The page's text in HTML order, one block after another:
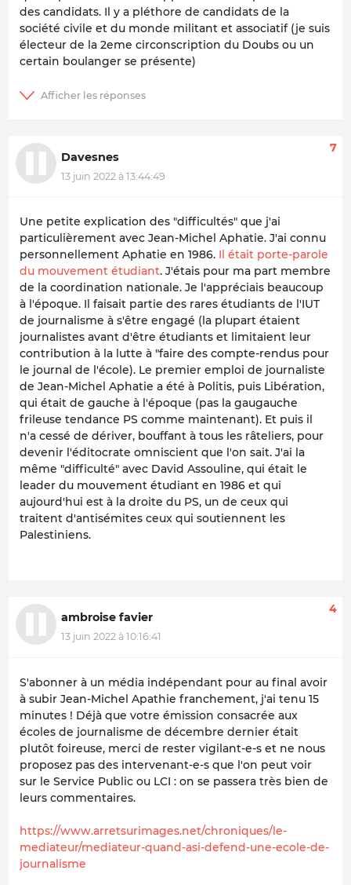
des candidats. Il y a pléthore de candidats de la
société civile et du monde militant et associatif (je suis
électeur de la 2eme circonscription du Doubs ou un
certain boulanger se présente)
Davesnes
13 juin 2022 à 13:44:49
7
Une petite explication des "difficultés" que j'ai
particulièrement avec Jean-Michel Aphatie. J'ai connu
personnellement Aphatie en 1986. Il était porte-parole
du mouvement étudiant. J'étais pour ma part membre
de la coordination nationale. Je l'appréciais beaucoup
à l'époque. Il faisait partie des rares étudiants de l'IUT
de journalisme à s'être engagé (la plupart étaient
journalistes avant d'être étudiants et limitaient leur
contribution à la lutte à "faire des compte-rendus pour
le journal de l'école). Le premier emploi de journaliste
de Jean-Michel Aphatie a été à Politis, puis Libération,
qui était de gauche à l'époque (pas la gaugauche
frileuse tendance PS comme maintenant). Et puis il
n'a cessé de dériver, bouffant à tous les râteliers, pour
devenir l'éditocrate omniscient que l'on sait. J'ai la
même "difficulté" avec David Assouline, qui était le
leader du mouvement étudiant en 1986 et qui
aujourd'hui est à la droite du PS, un de ceux qui
traitent d'antisémites ceux qui soutiennent les
Palestiniens.
ambroise favier
13 juin 2022 à 10:16:41
4
S'abonner à un média indépendant pour au final avoir
à subir Jean-Michel Apathie franchement, j'ai tenu 15
minutes ! Déjà que votre émission consacrée aux
écoles de journalisme de décembre dernier était
plutôt foireuse, merci de rester vigilant-e-s et ne nous
proposez pas des intervenant-e-s que l'on peut voir
sur le Service Public ou LCI : on se passera très bien de
leurs commentaires.
https://www.arretsurimages.net/chroniques/le-
mediateur/mediateur-quand-asi-defend-une-ecole-de-
journalisme